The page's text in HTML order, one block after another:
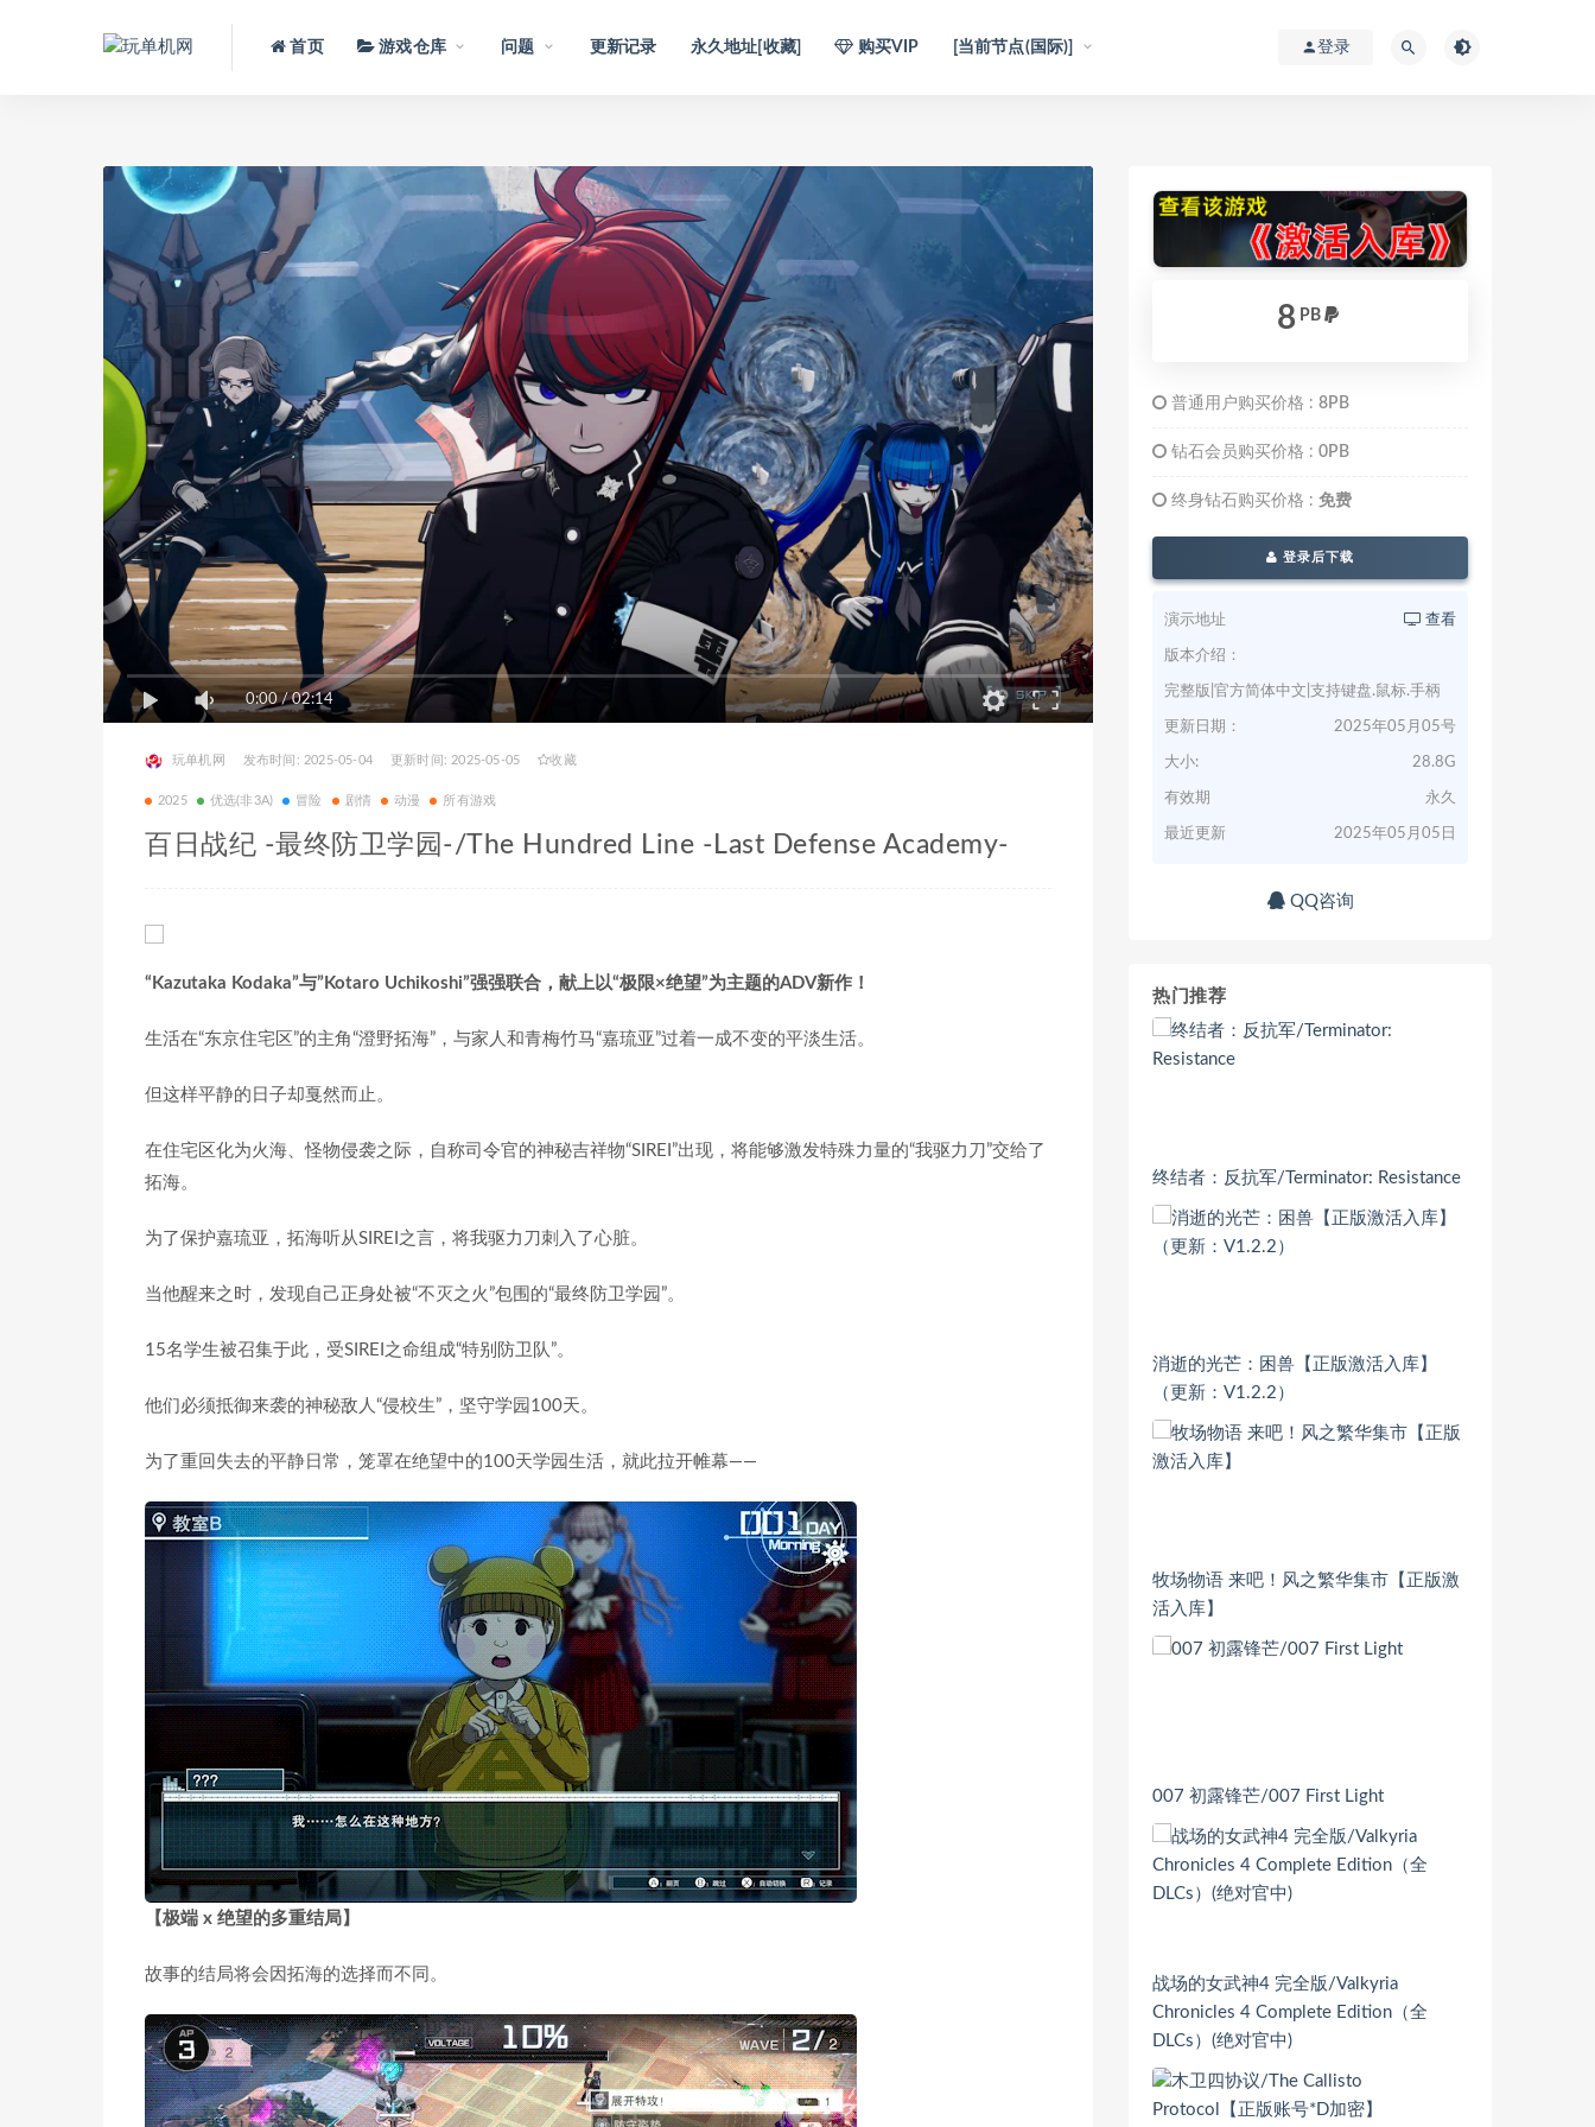
首页 游戏仓库 问题 更新记录 永久地址[收藏] 购买VIP [当前节点(国际)] 登录
0:00/02:14
玩单机网 发布时间: 2025-05-04 更新时间: 2025-05-05 收藏
2025 优选(非3A) 冒险 剧情 动漫 所有游戏
百日战纪 -最终防卫学园-/The Hundred Line -Last Defense Academy-
“Kazutaka Kodaka”与”Kotaro Uchikoshi”强强联合，献上以“极限×绝望”为主题的ADV新作！
生活在“东京住宅区”的主角“澄野拓海”，与家人和青梅竹马“嘉琉亚”过着一成不变的平淡生活。
但这样平静的日子却戛然而止。
在住宅区化为火海、怪物侵袭之际，自称司令官的神秘吉祥物“SIREI”出现，将能够激发特殊力量的“我驱力刀”交给了
拓海。
为了保护嘉琉亚，拓海听从SIREI之言，将我驱力刀刺入了心脏。
当他醒来之时，发现自己正身处被“不灭之火”包围的“最终防卫学园”。
15名学生被召集于此，受SIREI之命组成“特别防卫队”。
他们必须抵御来袭的神秘敌人“侵校生”，坚守学园100天。
为了重回失去的平静日常，笼罩在绝望中的100天学园生活，就此拉开帷幕——
【极端 x 绝望的多重结局】
故事的结局将会因拓海的选择而不同。
8 PB
普通用户购买价格 : 8PB
钻石会员购买价格 : 0PB
终身钻石购买价格 : 免费
登录后下载
演示地址 查看
版本介绍：
完整版|官方简体中文|支持键盘.鼠标.手柄
更新日期： 2025年05月05号
大小: 28.8G
有效期 永久
最近更新 2025年05月05日
QQ咨询
热门推荐
终结者：反抗军/Terminator: Resistance
消逝的光芒：困兽【正版激活入库】
（更新：V1.2.2）
牧场物语 来吧！风之繁华集市【正版激
活入库】
007 初露锋芒/007 First Light
战场的女武神4 完全版/Valkyria
Chronicles 4 Complete Edition（全
DLCs）(绝对官中)